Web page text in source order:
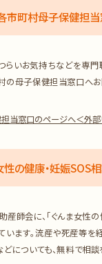
市町村母子保健担
らいお気持ちなどを専門
の母子保健担当窓口へお
当窓口のページへ＜外部
性の健康・妊娠SOS
産師会に、「ぐんま女性
います。流産や死産等
についても、無料で相談